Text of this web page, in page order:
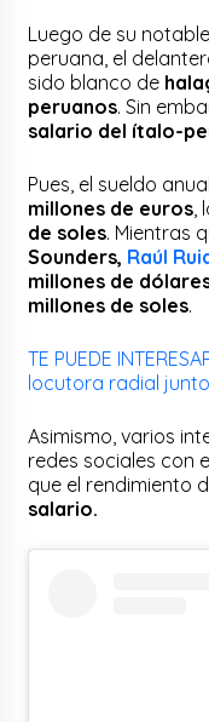
Luego de su
peruana, el
sido blanco de
peruanos. Sin
salario del ítalo-
Pues, el sueldo
millones de euros
de soles. Mientras
Sounders, Raúl
millones de
millones de soles.
TE PUEDE
locutora radial
Asimismo, varios
redes sociales con
que el rendimiento
salario.